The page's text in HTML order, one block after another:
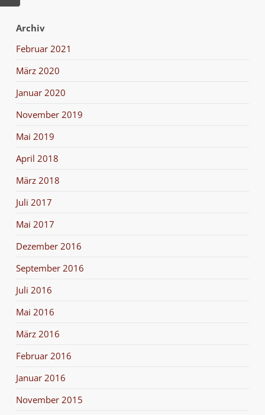
Archiv
Februar 2021
März 2020
Januar 2020
November 2019
Mai 2019
April 2018
März 2018
Juli 2017
Mai 2017
Dezember 2016
September 2016
Juli 2016
Mai 2016
März 2016
Februar 2016
Januar 2016
November 2015